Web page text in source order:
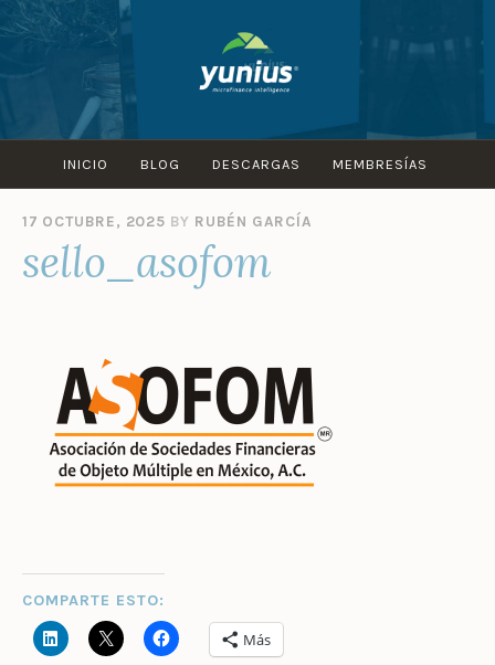
Skip
to
content
INICIO BLOG DESCARGAS MEMBRESÍAS
17 OCTUBRE, 2025 BY RUBÉN GARCÍA
sello_asofom
COMPARTE ESTO:
Más